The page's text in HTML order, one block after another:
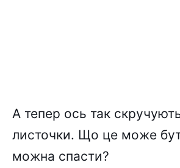
А тепер ось так
листочки. Що це може
можна спасти?